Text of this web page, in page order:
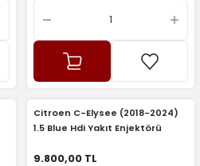
Citroen C-Elysee (2018-2024)
1.5 Blue Hdi Yakıt Enjektörü
9.800,00 TL